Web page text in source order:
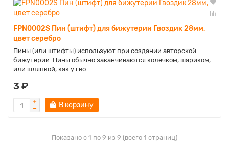
FPN0002S Пин (штифт) для бижутерии Гвоздик 28мм,
цвет серебро
Пины (или штифты) используют при создании авторской
бижутерии. Пины обычно заканчиваются колечком, шариком,
или шляпкой, как у гво..
3 ₽
В корзину
Показано с 1 по 9 из 9 (всего 1 страниц)